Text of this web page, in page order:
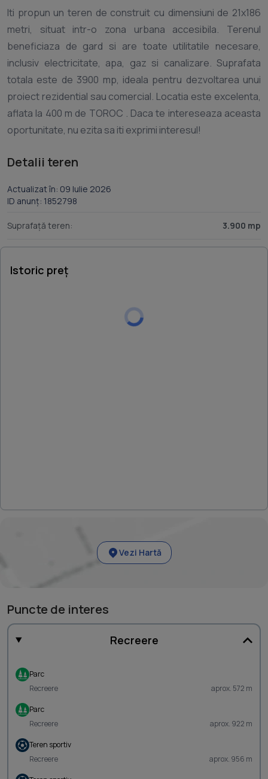
Iti propun un teren de construit cu dimensiuni de 21x186
metri, situat intr-o zona urbana accesibila. Terenul
beneficiaza de gard si are toate utilitatile necesare,
inclusiv electricitate, apa, gaz si canalizare. Suprafata
totala este de 3900 mp, ideala pentru dezvoltarea unui
proiect rezidential sau comercial. Locatia este excelenta,
aflata la 400 m de TOROC . Daca te intereseaza aceasta
Detalii teren
Actualizat în: 09 Iulie 2026
ID anunț: 1852798
Suprafață teren: 3.900 mp
Istoric preț
Vezi Hartă
Puncte de interes
Recreere
Parc
Recreere
aprox. 572 m
Parc
Recreere
aprox. 922 m
Teren sportiv
Recreere
aprox. 956 m